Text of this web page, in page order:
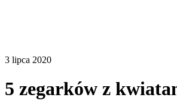
3 lipca 2020
5 zegarków z